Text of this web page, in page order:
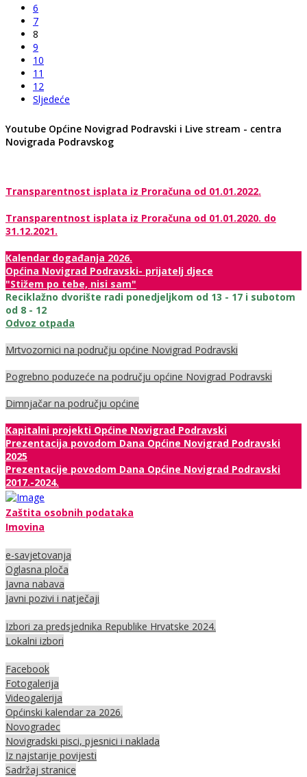
6
7
8
9
10
11
12
Sljedeće
Youtube Općine Novigrad Podravski i Live stream - centra
Novigrada Podravskog
Transparentnost isplata iz Proračuna od 01.01.2022.
Transparentnost isplata iz Proračuna od 01.01.2020. do
31.12.2021.
Kalendar događanja 2026.
Općina Novigrad Podravski- prijatelj djece
"Stižem po tebe, nisi sam"
Reciklažno dvorište radi ponedjeljkom od 13 - 17 i subotom
od 8 - 12
Odvoz otpada
Mrtvozornici na području općine Novigrad Podravski
Pogrebno poduzeće na području općine Novigrad Podravski
Dimnjačar na području općine
Kapitalni projekti Općine Novigrad Podravski
Prezentacija povodom Dana Općine Novigrad Podravski
2025
Prezentacije povodom Dana Općine Novigrad Podravski
2017.-2024.
Zaštita osobnih podataka
Imovina
e-savjetovanja
Oglasna ploča
Javna nabava
Javni pozivi i natječaji
Izbori za predsjednika Republike Hrvatske 2024.
Lokalni izbori
Facebook
Fotogalerija
Videogalerija
Općinski kalendar za 2026.
Novogradec
Novigradski pisci, pjesnici i naklada
Iz najstarije povijesti
Sadržaj stranice